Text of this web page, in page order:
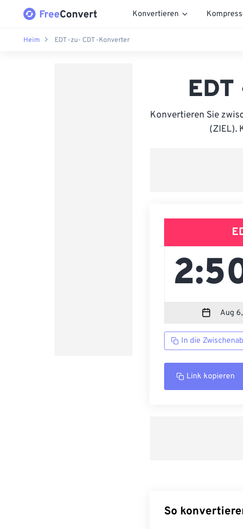
Konvertieren
Heim EDT -zu- CDT -Konverter
Konvertieren Sie
(ZIEL).
In die
Link kopieren
So